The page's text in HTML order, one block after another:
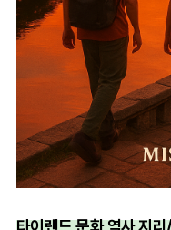
타이랜드 문화 역사 지